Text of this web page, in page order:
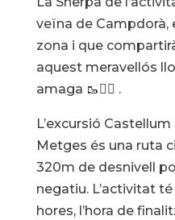
veïna de Campdorà,
zona i que
aquest meravellós
amaga 🥾🤸‍♀️ .
L’excursió
Metges és una ruta
320m de desnivell
negatiu. L’activitat
hores, l’hora de